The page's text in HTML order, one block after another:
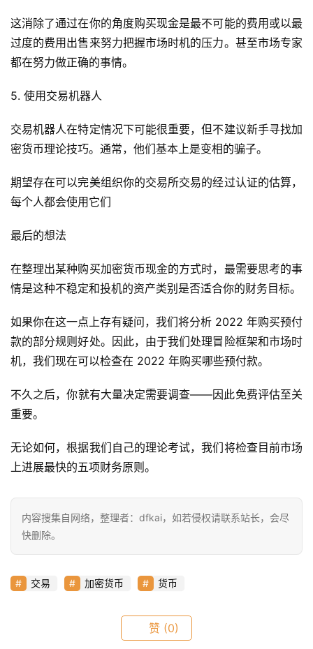
快
仰
a
r
9
9
数
常
用
工
具
推
荐
这消除了通过在你的角度购买现金是最不可能的费用或以最
过度的费用出售来努力把握市场时机的压力。甚至市场专家
都在努力做正确的事情。
5. 使用交易机器人
交易机器人在特定情况下可能很重要，但不建议新手寻找加
密货币理论技巧。通常，他们基本上是变相的骗子。
期望存在可以完美组织你的交易所交易的经过认证的估算，
每个人都会使用它们
最后的想法
在整理出某种购买加密货币现金的方式时，最需要思考的事
情是这种不稳定和投机的资产类别是否适合你的财务目标。
如果你在这一点上存有疑问，我们将分析 2022 年购买预付
款的部分规则好处。因此，由于我们处理冒险框架和市场时
机，我们现在可以检查在 2022 年购买哪些预付款。
不久之后，你就有大量决定需要调查——因此免费评估至关
重要。
无论如何，根据我们自己的理论考试，我们将检查目前市场
上进展最快的五项财务原则。
内容搜集自网络，整理者：dfkai，如若侵权请联系站长，会尽
快删除。
交易 加密货币 货币
赞 (0)